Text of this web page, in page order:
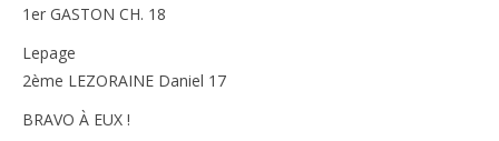
1er GASTON CH. 18
Lepage
2ème LEZORAINE Daniel 17
BRAVO À EUX !